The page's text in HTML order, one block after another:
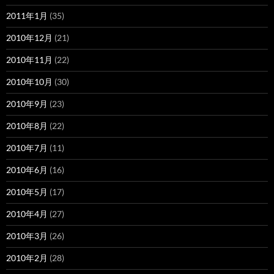
2011年1月 (35)
2010年12月 (21)
2010年11月 (22)
2010年10月 (30)
2010年9月 (23)
2010年8月 (22)
2010年7月 (11)
2010年6月 (16)
2010年5月 (17)
2010年4月 (27)
2010年3月 (26)
2010年2月 (28)